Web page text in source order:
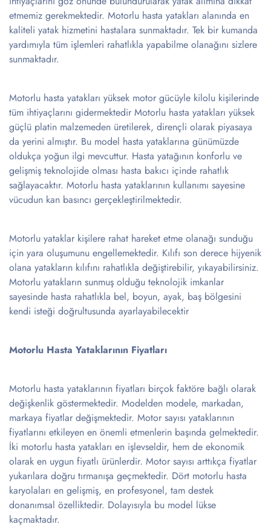
etmemiz gerekmektedir. Motorlu hasta yatakları alanında en
kaliteli yatak hizmetini hastalara sunmaktadır. Tek bir kumanda
yardımıyla tüm işlemleri rahatlıkla yapabilme olanağını sizlere
sunmaktadır.
Motorlu hasta yatakları yüksek motor gücüyle kilolu kişilerinde
tüm ihtiyaçlarını gidermektedir Motorlu hasta yatakları yüksek
güçlü platin malzemeden üretilerek, dirençli olarak piyasaya
da yerini almıştır. Bu model hasta yataklarına günümüzde
oldukça yoğun ilgi mevcuttur. Hasta yatağının konforlu ve
gelişmiş teknolojide olması hasta bakıcı içinde rahatlık
sağlayacaktır. Motorlu hasta yataklarının kullanımı sayesine
vücudun kan basıncı gerçekleştirilmektedir.
Motorlu yataklar kişilere rahat hareket etme olanağı sunduğu
için yara oluşumunu engellemektedir. Kılıfı son derece hijyenik
olana yatakların kılıfını rahatlıkla değiştirebilir, yıkayabilirsiniz.
Motorlu yatakların sunmuş olduğu teknolojik imkanlar
sayesinde hasta rahatlıkla bel, boyun, ayak, baş bölgesini
kendi isteği doğrultusunda ayarlayabilecektir
Motorlu Hasta Yataklarının Fiyatları
Motorlu hasta yataklarının fiyatları birçok faktöre bağlı olarak
değişkenlik göstermektedir. Modelden modele, markadan,
markaya fiyatlar değişmektedir. Motor sayısı yataklarının
fiyatlarını etkileyen en önemli etmenlerin başında gelmektedir.
İki motorlu hasta yatakları en işlevseldir, hem de ekonomik
olarak en uygun fiyatlı ürünlerdir. Motor sayısı arttıkça fiyatlar
yukarılara doğru tırmanışa geçmektedir. Dört motorlu hasta
karyolaları en gelişmiş, en profesyonel, tam destek
donanımsal özelliktedir. Dolayısıyla bu model lükse
kaçmaktadır.